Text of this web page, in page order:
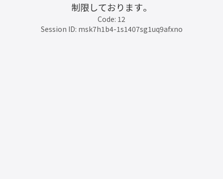
制限しております。
Code: 12
Session ID: msk7h1b4-1s1407sg1uq9afxno